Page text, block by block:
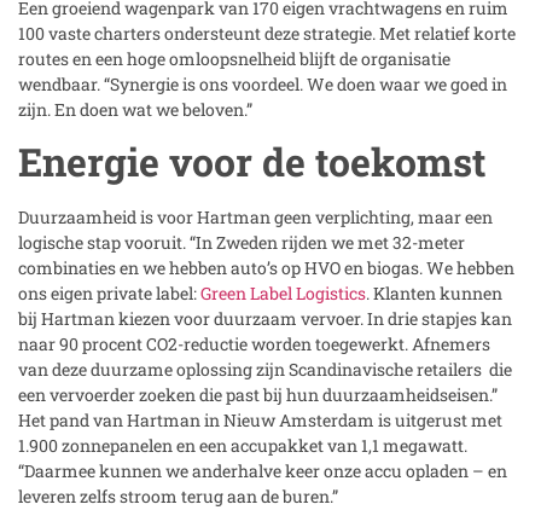
Een groeiend wagenpark van 170 eigen vrachtwagens en ruim
100 vaste charters ondersteunt deze strategie. Met relatief korte
routes en een hoge omloopsnelheid blijft de organisatie
wendbaar. “Synergie is ons voordeel. We doen waar we goed in
zijn. En doen wat we beloven.”
Energie voor de toekomst
Duurzaamheid is voor Hartman geen verplichting, maar een
logische stap vooruit. “In Zweden rijden we met 32-meter
combinaties en we hebben auto’s op HVO en biogas. We hebben
ons eigen private label:Green Label Logistics. Klanten kunnen
bij Hartman kiezen voor duurzaam vervoer. In drie stapjes kan
naar 90 procent CO2-reductie worden toegewerkt. Afnemers
van deze duurzame oplossing zijn Scandinavische retailers die
een vervoerder zoeken die past bij hun duurzaamheidseisen.”
Het pand van Hartman in Nieuw Amsterdam is uitgerust met
1.900 zonnepanelen en een accupakket van 1,1 megawatt.
“Daarmee kunnen we anderhalve keer onze accu opladen – en
leveren zelfs stroom terug aan de buren.”